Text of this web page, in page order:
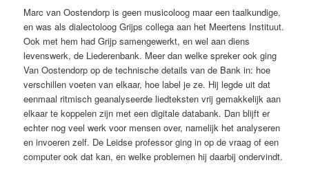
Marc van Oostendorp is geen musicoloog maar een taalkundige,
en was als dialectoloog Grijps collega aan het Meertens Instituut.
Ook met hem had Grijp samengewerkt, en wel aan diens
levenswerk, de Liederenbank. Meer dan welke spreker ook ging
Van Oostendorp op de technische details van de Bank in: hoe
verschillen voeten van elkaar, hoe label je ze. Hij legde uit dat
eenmaal ritmisch geanalyseerde liedteksten vrij gemakkelijk aan
elkaar te koppelen zijn met een digitale databank. Dan blijft er
echter nog veel werk voor mensen over, namelijk het analyseren
en invoeren zelf. De Leidse professor ging in op de vraag of een
computer ook dat kan, en welke problemen hij daarbij ondervindt.